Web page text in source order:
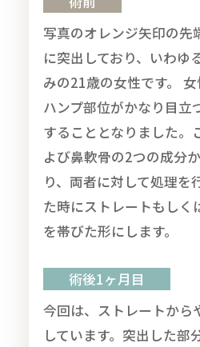
写真のオレンジ矢印の先
に突出しており、いわゆ
みの21歳の女性です。 女
ハンプ部位がかなり目立
することとなりました。
よび鼻軟骨の2つの成分
り、両者に対して処理を
た時にストレートもしく
を帯びた形にします。
術後1ヶ月目
今回は、ストレートから
しています。突出した部